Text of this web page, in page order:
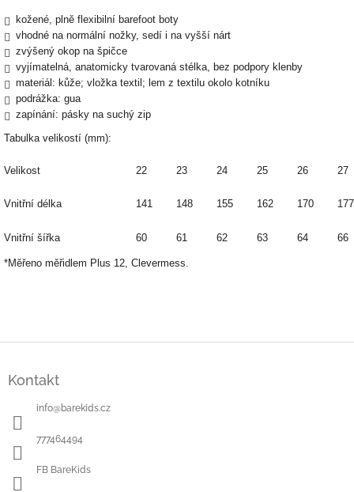
kožené, plně flexibilní barefoot boty
vhodné na normální nožky, sedí i na vyšší nárt
zvýšený okop na špičce
vyjímatelná, anatomicky tvarovaná stélka, bez podpory klenby
materiál: kůže; vložka textil; lem z textilu okolo kotníku
podrážka: gua
zapínání: pásky na suchý zip
Tabulka velikostí (mm):
Velikost 22 23 24 25 26 27
Vnitřní délka 141 148 155 162 170 177
Vnitřní šířka 60 61 62 63 64 66
*Měřeno měřidlem Plus 12, Clevermess.
Kontakt
info@barekids.cz
777464494
FB BareKids